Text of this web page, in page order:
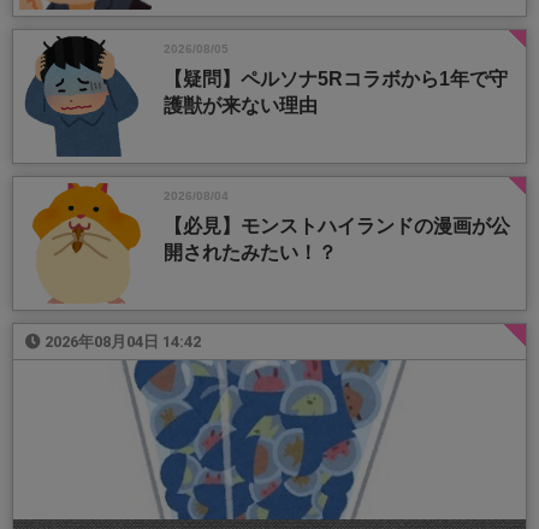
2026/08/05
【疑問】ペルソナ5Rコラボから1年で守
護獣が来ない理由
2026/08/04
【必見】モンストハイランドの漫画が公
開されたみたい！？
2026年08月04日 14:42